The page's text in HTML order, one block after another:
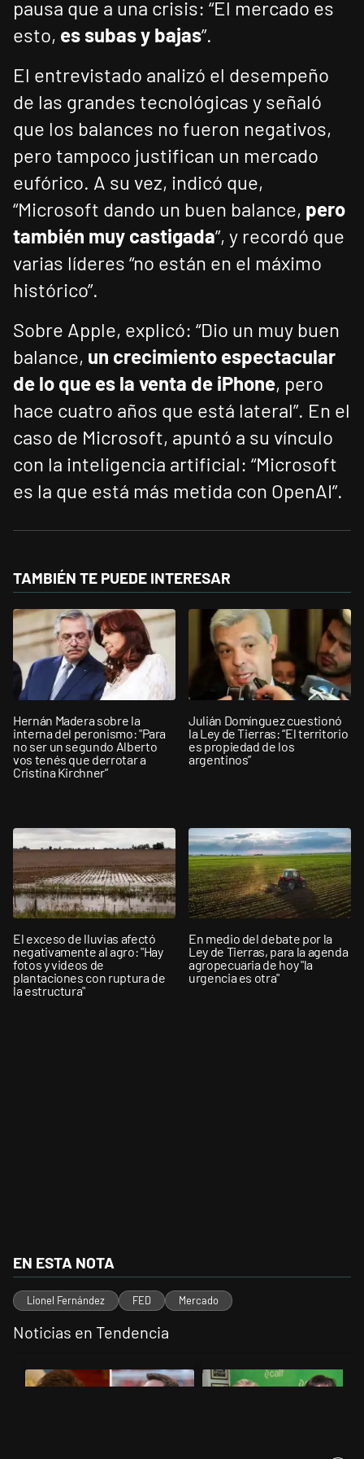
pausa que a una crisis: “El mercado es
esto, es subas y bajas”.
El entrevistado analizó el desempeño
de las grandes tecnológicas y señaló
que los balances no fueron negativos,
pero tampoco justifican un mercado
eufórico. A su vez, indicó que,
“Microsoft dando un buen balance, pero
también muy castigada”, y recordó que
varias líderes “no están en el máximo
histórico”.
Sobre Apple, explicó: “Dio un muy buen
balance, un crecimiento espectacular
de lo que es la venta de iPhone, pero
hace cuatro años que está lateral”. En el
caso de Microsoft, apuntó a su vínculo
con la inteligencia artificial: “Microsoft
es la que está más metida con OpenAI”.
TAMBIÉN TE PUEDE INTERESAR
Hernán Madera sobre la
interna del peronismo: "Para
no ser un segundo Alberto
vos tenés que derrotar a
Cristina Kirchner”
Julián Domínguez cuestionó
la Ley de Tierras: “El territorio
es propiedad de los
argentinos”
El exceso de lluvias afectó
negativamente al agro: "Hay
fotos y videos de
plantaciones con ruptura de
la estructura"
En medio del debate por la
Ley de Tierras, para la agenda
agropecuaria de hoy "la
urgencia es otra"
EN ESTA NOTA
Lionel Fernández FED Mercado
Noticias en Tendencia
Un artículo de tendencia con el título "Milei despidió a Jorge Messi
Un artículo de tendencia con el